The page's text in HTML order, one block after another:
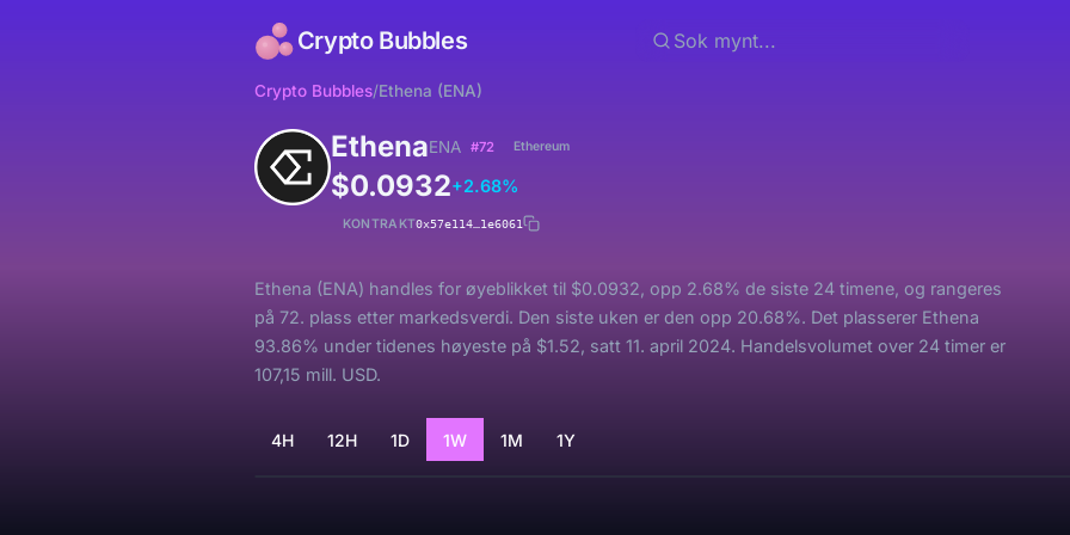
Crypto Bubbles
Crypto Bubbles/Ethena (ENA)
EthenaENA #72 Ethereum
$0.0932+2.68%
KONTRAKT0x57e114…1e6061
Ethena (ENA) handles for øyeblikket til $0.0932, opp 2.68% de siste 24 timene, og rangeres
på 72. plass etter markedsverdi. Den siste uken er den opp 20.68%. Det plasserer Ethena
93.86% under tidenes høyeste på $1.52, satt 11. april 2024. Handelsvolumet over 24 timer er
107,15 mill. USD.
4H 12H 1D 1W 1M 1Y